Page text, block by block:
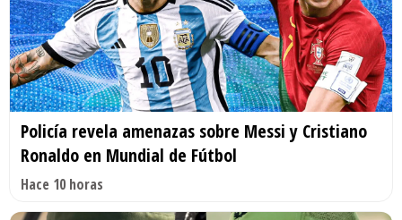
Policía revela amenazas sobre Messi y Cristiano
Ronaldo en Mundial de Fútbol
Hace 10 horas